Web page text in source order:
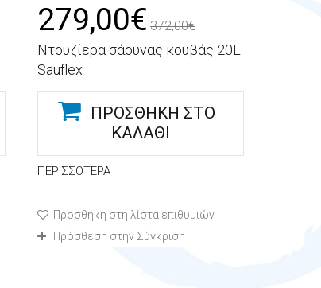
279,00€ 372,00€
Ντουζίερα σάουνας κουβάς 20L
Sauflex
ΠΡΟΣΘΉΚΗ ΣΤΟ
ΚΑΛΆΘΙ
ΠΕΡΙΣΣΌΤΕΡΑ
Προσθήκη στη λίστα επιθυμιών
Πρόσθεση στην Σύγκριση